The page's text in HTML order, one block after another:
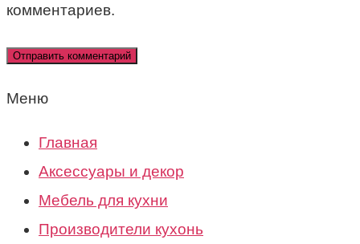
комментариев.
Меню
Главная
Аксессуары и декор
Мебель для кухни
Производители кухонь